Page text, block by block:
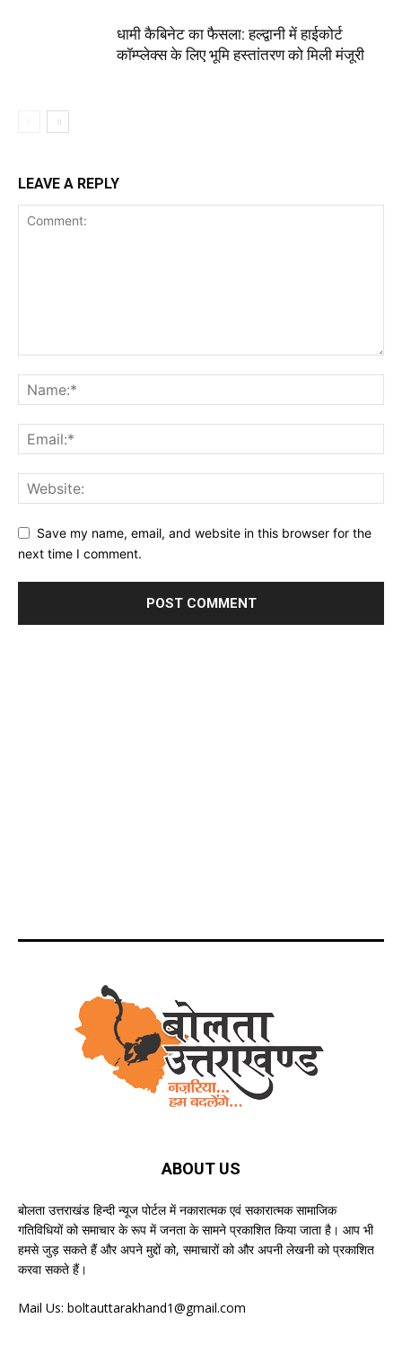
धामी कैबिनेट का फैसला: हल्द्वानी में हाईकोर्ट
कॉम्प्लेक्स के लिए भूमि हस्तांतरण को मिली मंजूरी
LEAVE A REPLY
Save my name, email, and website in this browser for the
next time I comment.
ABOUT US
बोलता उत्तराखंड हिन्दी न्यूज पोर्टल में नकारात्मक एवं सकारात्मक सामाजिक
गतिविधियों को समाचार के रूप में जनता के सामने प्रकाशित किया जाता है। आप भी
हमसे जुड़ सकते हैं और अपने मुद्दों को, समाचारों को और अपनी लेखनी को प्रकाशित
करवा सकते हैं।
Mail Us: boltauttarakhand1@gmail.com